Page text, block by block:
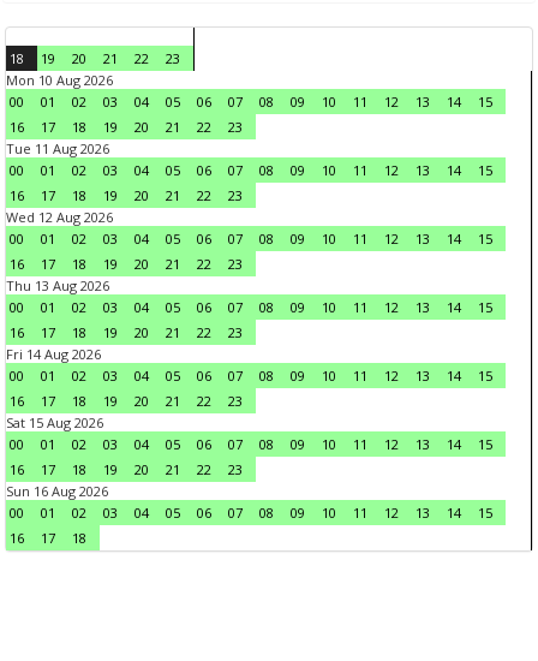
18 19 20 21 22
23
Mon 10 Aug 2026
00
01 02 03 04 05 06 07 08 09 10 11 12 13 14
15
16
17 18 19 20 21 22
23
Tue 11 Aug 2026
00
01 02 03 04 05 06 07 08 09 10 11 12 13 14
15
16
17 18 19 20 21 22
23
Wed 12 Aug 2026
00
01 02 03 04 05 06 07 08 09 10 11 12 13 14
15
16
17 18 19 20 21 22
23
Thu 13 Aug 2026
00
01 02 03 04 05 06 07 08 09 10 11 12 13 14
15
16
17 18 19 20 21 22
23
Fri 14 Aug 2026
00
01 02 03 04 05 06 07 08 09 10 11 12 13 14
15
16
17 18 19 20 21 22
23
Sat 15 Aug 2026
00
01 02 03 04 05 06 07 08 09 10 11 12 13 14
15
16
17 18 19 20 21 22
23
Sun 16 Aug 2026
00
01 02 03 04 05 06 07 08 09 10 11 12 13 14
15
16
17 18